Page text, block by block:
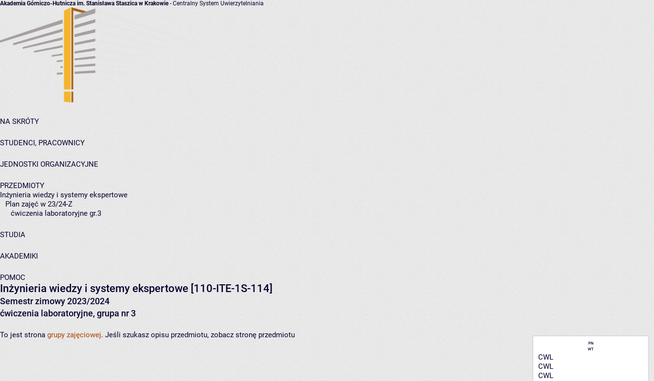
Akademia Górniczo-Hutnicza im. Stanisława Staszica w Krakowie- Centralny System Uwierzytelniania
NA SKRÓTY
STUDENCI, PRACOWNICY
JEDNOSTKI ORGANIZACYJNE
PRZEDMIOTY
Inżynieria wiedzy i systemy ekspertowe
Plan zajęć w 23/24-Z
ćwiczenia laboratoryjne gr.3
STUDIA
AKADEMIKI
POMOC
Inżynieria wiedzy i systemy ekspertowe [110-ITE-1S-114]
Semestr zimowy 2023/2024
ćwiczenia laboratoryjne, grupa nr 3
PN
WT
CWL
CWL
CWL
To jest strona grupy zajęciowej. Jeśli szukasz opisu przedmiotu, zobacz stronę przedmiotu